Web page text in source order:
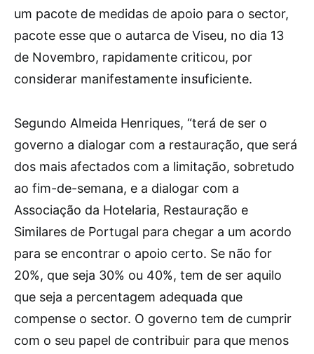
um pacote de medidas de apoio para o sector,
pacote esse que o autarca de Viseu, no dia 13
de Novembro, rapidamente criticou, por
considerar manifestamente insuficiente.
Segundo Almeida Henriques, “terá de ser o
governo a dialogar com a restauração, que será
dos mais afectados com a limitação, sobretudo
ao fim-de-semana, e a dialogar com a
Associação da Hotelaria, Restauração e
Similares de Portugal para chegar a um acordo
para se encontrar o apoio certo. Se não for
20%, que seja 30% ou 40%, tem de ser aquilo
que seja a percentagem adequada que
compense o sector. O governo tem de cumprir
com o seu papel de contribuir para que menos